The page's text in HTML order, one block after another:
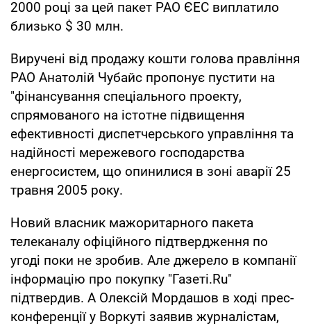
2000 році за цей пакет РАО ЄЕС виплатило
близько $ 30 млн.
Виручені від продажу кошти голова правління
РАО Анатолій Чубайс пропонує пустити на
"фінансування спеціального проекту,
спрямованого на істотне підвищення
ефективності диспетчерського управління та
надійності мережевого господарства
енергосистем, що опинилися в зоні аварії 25
травня 2005 року.
Новий власник мажоритарного пакета
телеканалу офіційного підтвердження по
угоді поки не зробив. Але джерело в компанії
інформацію про покупку "Газеті.Ru"
підтвердив. А Олексій Мордашов в ході прес-
конференції у Воркуті заявив журналістам,